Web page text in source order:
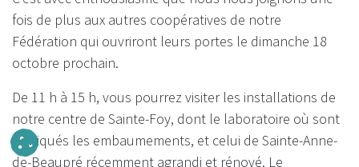
fois de plus aux autres coopératives de notre
Fédération qui ouvriront leurs portes le dimanche 18
octobre prochain.
De 11 h à 15 h, vous pourrez visiter les installations de
notre centre de Sainte-Foy, dont le laboratoire où sont
pratiqués les embaumements, et celui de Sainte-Anne-
de-Beaupré récemment agrandi et rénové. Le